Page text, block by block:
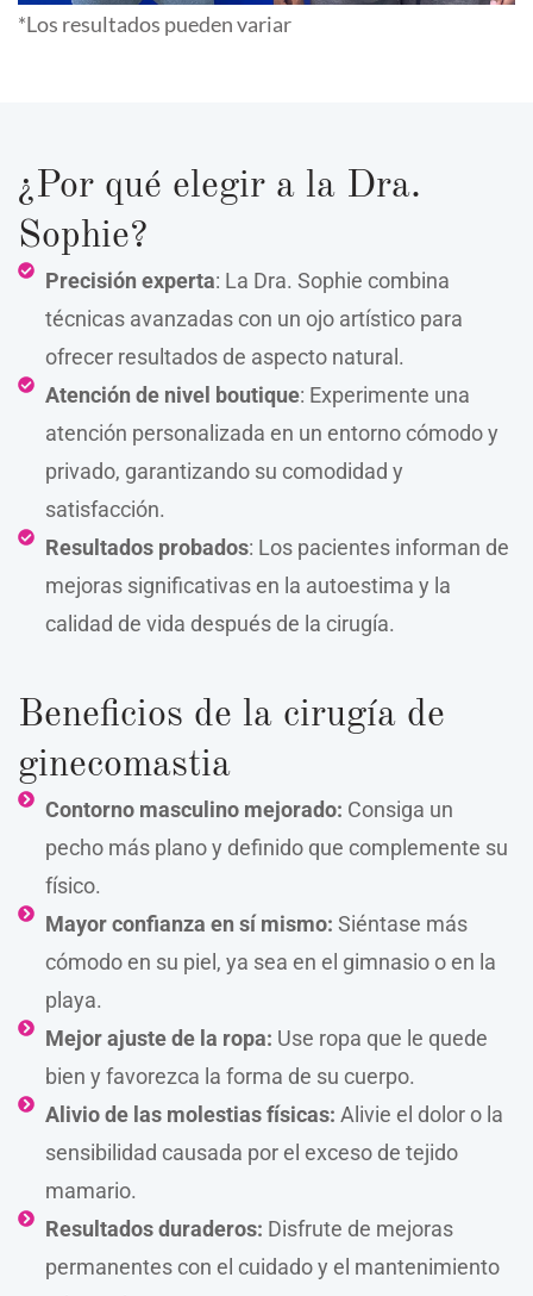
*Los resultados pueden variar
¿Por qué elegir a la Dra.
Sophie?
Precisión experta: La Dra. Sophie combina
técnicas avanzadas con un ojo artístico para
ofrecer resultados de aspecto natural.
Atención de nivel boutique: Experimente una
atención personalizada en un entorno cómodo y
privado, garantizando su comodidad y
satisfacción.
Resultados probados: Los pacientes informan de
mejoras significativas en la autoestima y la
calidad de vida después de la cirugía.
Beneficios de la cirugía de
ginecomastia
Contorno masculino mejorado: Consiga un
pecho más plano y definido que complemente su
físico.
Mayor confianza en sí mismo: Siéntase más
cómodo en su piel, ya sea en el gimnasio o en la
playa.
Mejor ajuste de la ropa: Use ropa que le quede
bien y favorezca la forma de su cuerpo.
Alivio de las molestias físicas: Alivie el dolor o la
sensibilidad causada por el exceso de tejido
mamario.
Resultados duraderos: Disfrute de mejoras
permanentes con el cuidado y el mantenimiento